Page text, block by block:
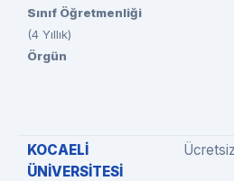
Sınıf Öğretmenliği
(4 Yıllık)
Örgün
KOCAELİ
ÜNİVERSİTESİ
Ücretsiz